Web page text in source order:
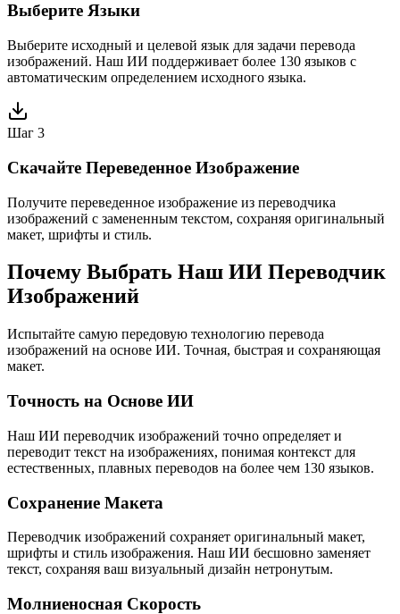
Выберите Языки
Выберите исходный и целевой язык для задачи перевода
изображений. Наш ИИ поддерживает более 130 языков с
автоматическим определением исходного языка.
Шаг 3
Скачайте Переведенное Изображение
Получите переведенное изображение из переводчика
изображений с замененным текстом, сохраняя оригинальный
макет, шрифты и стиль.
Почему Выбрать Наш ИИ Переводчик
Изображений
Испытайте самую передовую технологию перевода
изображений на основе ИИ. Точная, быстрая и сохраняющая
макет.
Точность на Основе ИИ
Наш ИИ переводчик изображений точно определяет и
переводит текст на изображениях, понимая контекст для
естественных, плавных переводов на более чем 130 языков.
Сохранение Макета
Переводчик изображений сохраняет оригинальный макет,
шрифты и стиль изображения. Наш ИИ бесшовно заменяет
текст, сохраняя ваш визуальный дизайн нетронутым.
Молниеносная Скорость